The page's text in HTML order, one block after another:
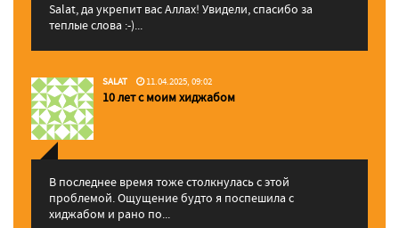
Salat, да укрепит вас Аллаx! Увидели, спасибо за
теплые слова :-)...
SALAT 11.04.2025, 09:02
10 лет с моим хиджабом
В последнее время тоже столкнулась с этой
проблемой. Ощущение будто я поспешила с
хиджабом и рано по...